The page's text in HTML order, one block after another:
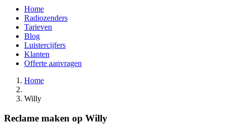
Home
Radiozenders
Tarieven
Blog
Luistercijfers
Klanten
Offerte aanvragen
Home
Willy
Reclame maken op Willy